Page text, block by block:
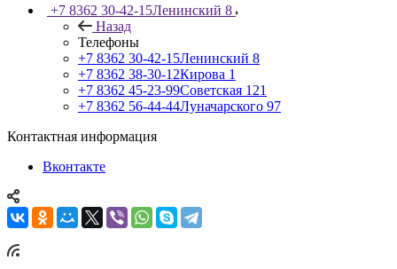
+7 8362 30-42-15Ленинский 8
Назад
Телефоны
+7 8362 30-42-15Ленинский 8
+7 8362 38-30-12Кирова 1
+7 8362 45-23-99Советская 121
+7 8362 56-44-44Луначарского 97
Контактная информация
Вконтакте